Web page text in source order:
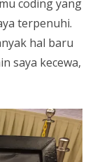
Day
Makassar
2016
coding yang
terpenuhi.
hal baru
saya kecewa,